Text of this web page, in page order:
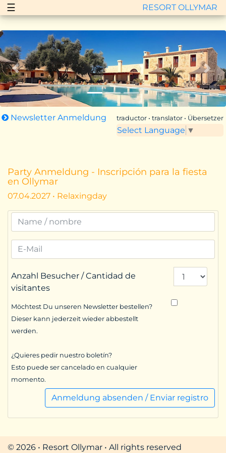
☰ RESORT OLLYMAR
Zurück Vor
Newsletter Anmeldung traductor • translator • Übersetzer
Select Language ▼
Party Anmeldung - Inscripción para la fiesta
en Ollymar
07.04.2027 • Relaxingday
Anzahl Besucher / Cantidad de
visitantes
Möchtest Du unseren Newsletter bestellen?
Dieser kann jederzeit wieder abbestellt
werden.
¿Quieres pedir nuestro boletín?
Esto puede ser cancelado en cualquier
momento.
Anmeldung absenden / Enviar registro
© 2026 • Resort Ollymar • All rights reserved